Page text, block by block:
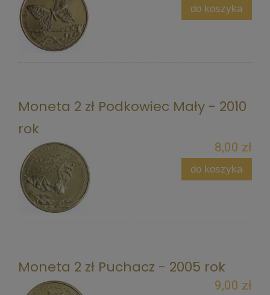
do koszyka
Moneta 2 zł Podkowiec Mały - 2010
rok
8,00 zł
do koszyka
Moneta 2 zł Puchacz - 2005 rok
9,00 zł